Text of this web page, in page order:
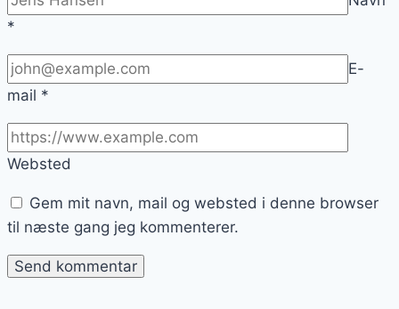
*
E-
mail *
Websted
Gem mit navn, mail og websted i denne browser
til næste gang jeg kommenterer.